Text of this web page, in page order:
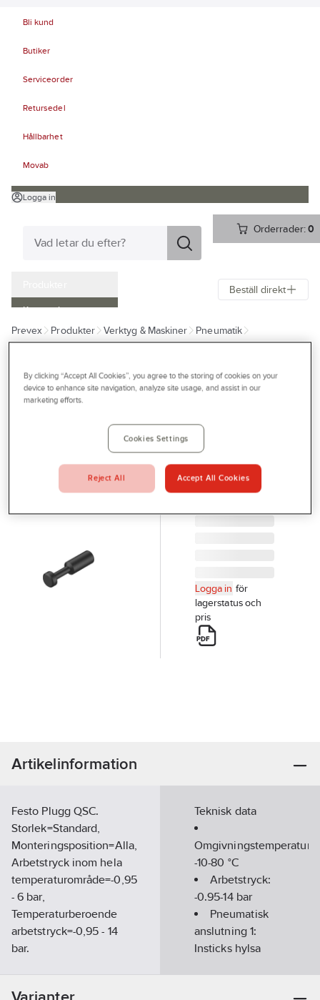
Bli kund
Butiker
Serviceorder
Retursedel
Hållbarhet
Movab
Logga in
Orderrader:0
Kampanjer
Outlet
Bli kund
Profilshop
Serviceverkstad
Företagsprofilering
Beställ direkt
Prevex Produkter Verktyg & Maskiner
Pneumatik
FESTO
Festo -
FESTO QSC-6H
Artikelnr: 927707
Logga in för
lagerstatus och
pris
Artikelinformation
Festo Plugg QSC.
Storlek=Standard,
Monteringsposition=Alla,
Arbetstryck inom hela
temperaturområde=-0,95
- 6 bar,
Temperaturberoende
arbetstryck=-0,95 - 14
bar.
Teknisk data
Omgivningstemperatur:
-10-80 °C
Arbetstryck:
-0.95-14bar
Pneumatisk
anslutning 1:
Insticks hylsa
By clicking “Accept All Cookies”, you agree to the storing of cookies on your
device to enhance site navigation, analyze site usage, and assist in our
marketing efforts.
Cookies Settings
Reject All Accept All Cookies